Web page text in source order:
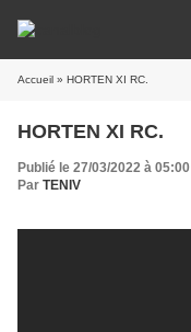
Accueil » HORTEN XI RC.
HORTEN XI RC.
Publié le 27/03/2022 à 05:00
Par TENIV